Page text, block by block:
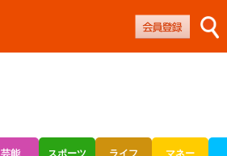
芸能 スポーツ ライフ マネー